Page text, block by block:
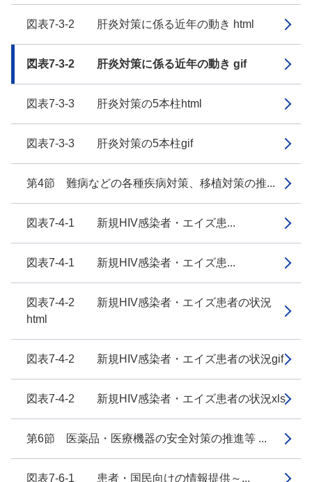
図表7-3-2 肝炎対策に係る近年の動き html
図表7-3-2 肝炎対策に係る近年の動き gif
図表7-3-3 肝炎対策の5本柱html
図表7-3-3 肝炎対策の5本柱gif
第4節 難病などの各種疾病対策、移植対策の推...
図表7-4-1 新規HIV感染者・エイズ患...
図表7-4-1 新規HIV感染者・エイズ患...
図表7-4-2 新規HIV感染者・エイズ患者の状況
html
図表7-4-2 新規HIV感染者・エイズ患者の状況gif
図表7-4-2 新規HIV感染者・エイズ患者の状況xls
第6節 医薬品・医療機器の安全対策の推進等 ...
図表7-6-1 患者・国民向けの情報提供～...